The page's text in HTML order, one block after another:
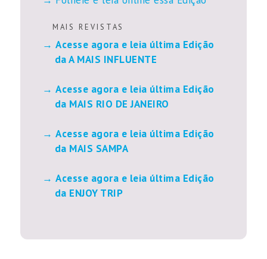
M A I S R E V I S T A S
Acesse agora e leia última Edição
da A MAIS INFLUENTE
Acesse agora e leia última Edição
da MAIS RIO DE JANEIRO
Acesse agora e leia última Edição
da MAIS SAMPA
Acesse agora e leia última Edição
da ENJOY TRIP